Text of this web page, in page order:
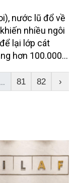
nước lũ đổ về
nhiều ngôi
lại lớp cát
hơn 100.000
... 81 82 ›